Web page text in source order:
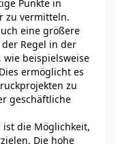
Punkte in
zu vermitteln.
eine größere
Regel in der
wie beispielsweise
ermöglicht es
zu
geschäftliche
ist die Möglichkeit,
Die hohe